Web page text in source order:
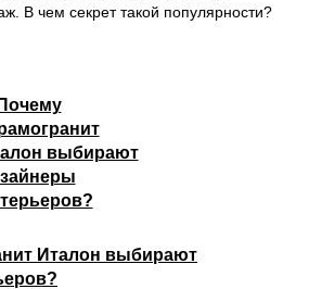
В чем секрет такой популярности?
Италон выбирают